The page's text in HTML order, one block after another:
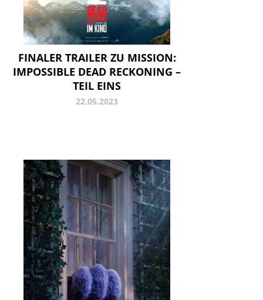
FINALER TRAILER ZU MISSION:
IMPOSSIBLE DEAD RECKONING –
TEIL EINS
22.05.2023